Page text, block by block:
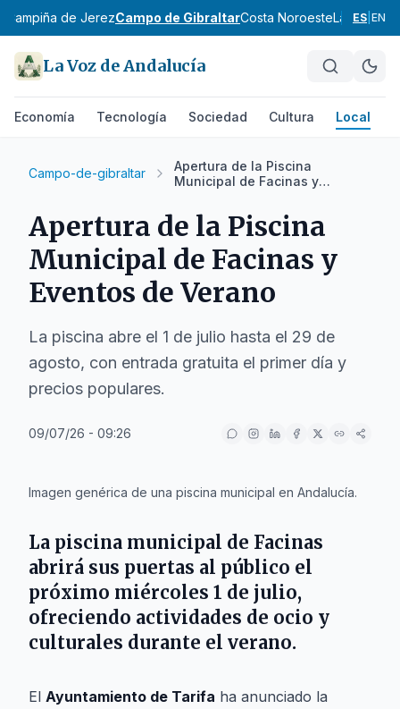
Campiña de JerezCampo de GibraltarCosta NoroesteLa Janda
ES EN
La Voz de Andalucía
Economía Tecnología Sociedad Cultura Local
Campo-de-gibraltar
Apertura de la Piscina
Municipal de Facinas y
Apertura de la Piscina
Municipal de Facinas y
Eventos de Verano
La piscina abre el 1 de julio hasta el 29 de
agosto, con entrada gratuita el primer día y
precios populares.
09/07/26 - 09:26
Imagen genérica de una piscina municipal en Andalucía.
La piscina municipal de Facinas
abrirá sus puertas al público el
próximo miércoles 1 de julio,
ofreciendo actividades de ocio y
culturales durante el verano.
El Ayuntamiento de Tarifa ha anunciado la